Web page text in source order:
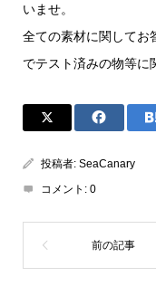
いませ。
全ての素材に関してお
でテスト済みの物等に
投稿者: SeaCanary
コメント: 0